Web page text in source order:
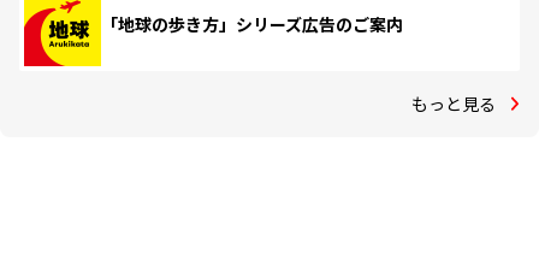
「地球の歩き方」シリーズ広告のご案内
もっと見る